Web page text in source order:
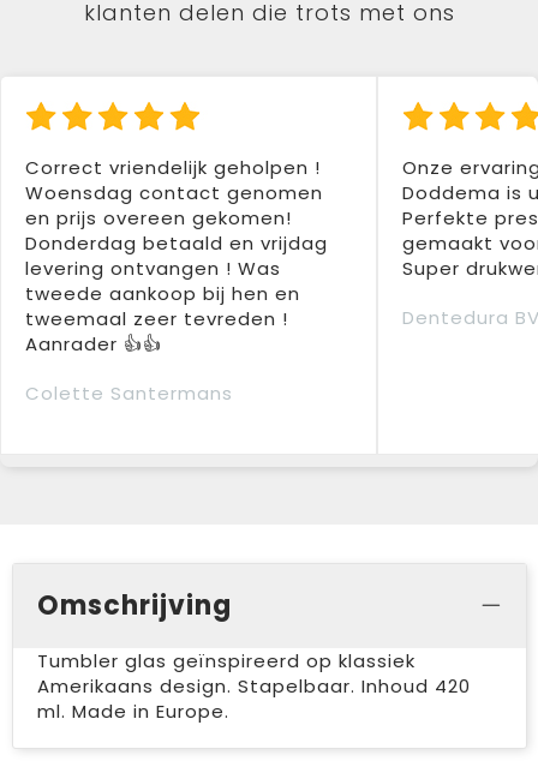
klanten delen die trots met ons
Correct vriendelijk geholpen !
Woensdag contact genomen
en prijs overeen gekomen!
Donderdag betaald en vrijdag
levering ontvangen ! Was
tweede aankoop bij hen en
tweemaal zeer tevreden !
Aanrader 👍👍
Colette Santermans
Onze
Doddema is
Perfekte
gemaakt
Super
Dentedura
Omschrijving
Tumbler glas geïnspireerd op klassiek
Amerikaans design. Stapelbaar. Inhoud 420
ml. Made in Europe.